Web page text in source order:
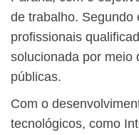
de trabalho. Segundo
profissionais
solucionada por meio
públicas.
Com o
tecnológicos, como